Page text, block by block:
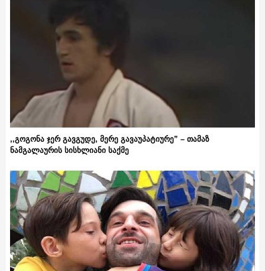
,,გოგონა ჯერ გავგუდე, მერე გავაუპატიურე” – თამაზ
ნამგალაურის სისხლიანი საქმე